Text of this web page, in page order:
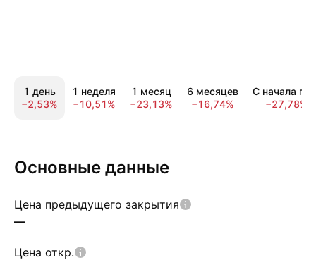
1 день
−2,53%
1 неделя
−10,51%
1 месяц
−23,13%
6 месяцев
−16,74%
С начала
−27,78%
Основные данные
Цена предыдущего закрытия
—
Цена откр.